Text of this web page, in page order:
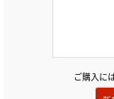
ご購入に